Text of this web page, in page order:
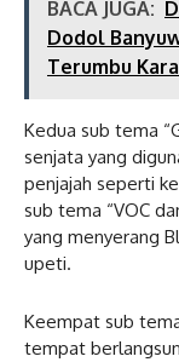
BACA JUGA:
Dodol
Terumbu
Kedua sub tema
senjata yang
penjajah seperti
sub tema “VOC
yang menyerang
upeti.
Keempat sub
tempat